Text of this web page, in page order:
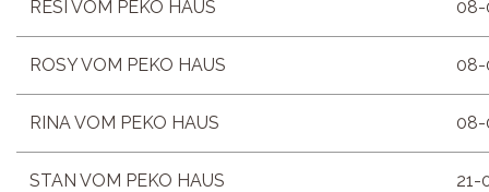
RESI VOM PEKO HAUS 08-
ROSY VOM PEKO HAUS 08-
RINA VOM PEKO HAUS 08-
STAN VOM PEKO HAUS 21-